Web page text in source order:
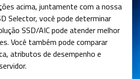
acima, juntamente com a nossa
Selector, você pode determinar
SSD/AIC pode atender melhor
Você também pode comparar
atributos de desempenho e